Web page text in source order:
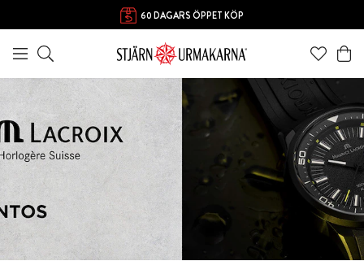
60 DAGARS ÖPPET KÖP